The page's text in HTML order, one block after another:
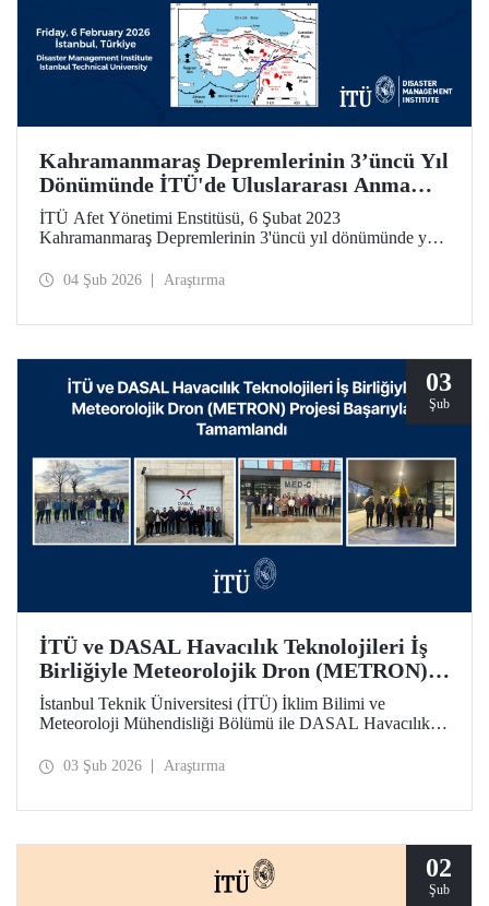
Kahramanmaraş Depremlerinin 3’üncü Yıl
Dönümünde İTÜ'de Uluslararası Anma
Toplantısı ve Çalıştay
İTÜ Afet Yönetimi Enstitüsü, 6 Şubat 2023
Kahramanmaraş Depremlerinin 3'üncü yıl dönümünde yer
uluslararası ölçekte önemli bir çalıştay düzenliyor.
04 Şub 2026 Araştırma
03
Şub
İTÜ ve DASAL Havacılık Teknolojileri İş
Birliğiyle Meteorolojik Dron (METRON)
Projesi Başarıyla Tamamlandı
İstanbul Teknik Üniversitesi (İTÜ) İklim Bilimi ve
Meteoroloji Mühendisliği Bölümü ile DASAL Havacılık
üniversite - sanayi iş birliği kapsamında yürütülen
03 Şub 2026 Araştırma
02
Şub